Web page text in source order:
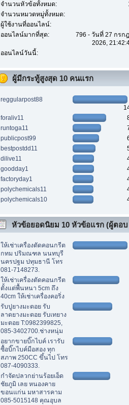
จำนวนหัวข้อทั้งหมด:
จำนวนหมวดหมู่ทั้งหมด:
ผู้ใช้งานที่ออนไลน์:
ออนไลน์มากที่สุด:
796 - วันที่ 27 กรก
2026,
ออนไลน์วันนี้:
ผู้มีกระทู้สูงสุด 10 คนแรก
reggularpost88
foraliv11
runtoga11
publicpost99
bestpostdd11
dilive11
goodday1
factoryday1
polychemicals11
polychemicals10
หัวข้อยอดนิยม 10 หัวข้อแรก (ผู้ตอบ
สูงสุด)
ให้เช่าเครื่องตัดคอนกรีต
กทม ปริมณฑล นนทบุรี
นครปฐม ปทุมธานี โทร
081-7148273.
ให้เช่าเครื่องตัดคอนกรีต
ตั้งแต่พื้นหนา 5cm ถึง
40cm ให้เช่าเครื่องคอริ่ง
รับปูยางมะตอย รับ
ลาดยางมะตอย รับเทยาง
มะตอย T:0982399825,
085-3402700.ช่างหนุ่ม
อยากขายบิ๊กไบค์ เรารับ
ซื้อบิ๊กไบค์มือสอง ทุก
สภาพ 250CC ขึ้นไป โทร
087-4090333.
กำจัดปลวกย่านร้อยเอ็ด
ชัยภูมิ เลย หนองคาย
ขอนแก่น มหาสารคาม
085-5015148 คุณอุบล